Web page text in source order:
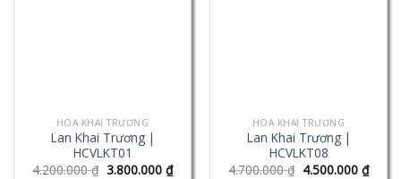
HOA KHAI TRƯƠNG
Lan Khai Trương |
HCVLKT01
4.200.000₫ 3.800.000 ₫
HOA KHAI TRƯƠNG
Lan Khai Trương |
HCVLKT08
4.700.000₫ 4.500.000 ₫